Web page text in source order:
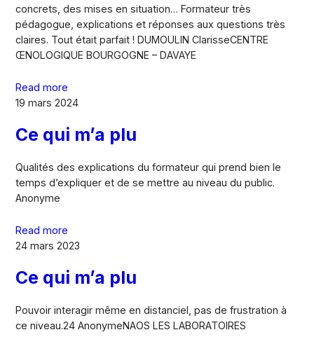
concrets, des mises en situation… Formateur très
pédagogue, explications et réponses aux questions très
claires. Tout était parfait ! DUMOULIN ClarisseCENTRE
ŒNOLOGIQUE BOURGOGNE – DAVAYE
Read more
19 mars 2024
Ce qui m’a plu
Qualités des explications du formateur qui prend bien le
temps d’expliquer et de se mettre au niveau du public.
Anonyme
Read more
24 mars 2023
Ce qui m’a plu
Pouvoir interagir même en distanciel, pas de frustration à
ce niveau.24 AnonymeNAOS LES LABORATOIRES